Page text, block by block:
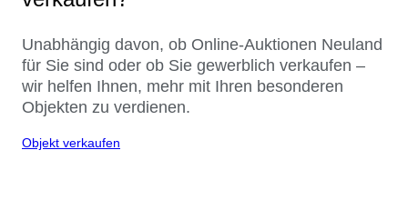
Unabhängig davon, ob Online-Auktionen Neuland
für Sie sind oder ob Sie gewerblich verkaufen –
wir helfen Ihnen, mehr mit Ihren besonderen
Objekten zu verdienen.
Objekt verkaufen